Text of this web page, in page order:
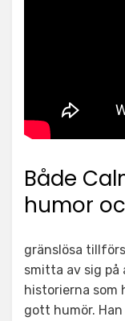
Både
humor
gränslösa
smitta av sig på
historierna som
gott humör.